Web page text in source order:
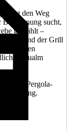
nicht den Weg
sucht,
gewählt –
am Abend der Grill
Qualm
ist die Pergola-